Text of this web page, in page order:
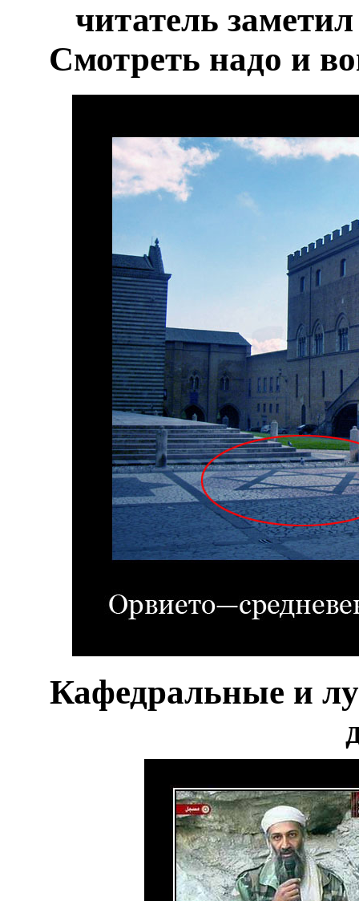
читатель
Смотреть надо и
Кафедральные и